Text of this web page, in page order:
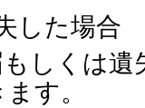
した場合
しくは
す。